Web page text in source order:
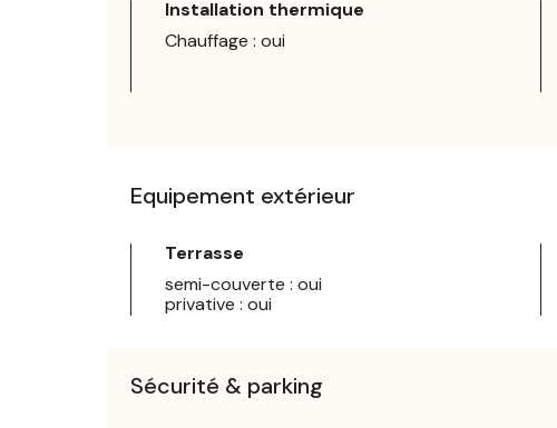
Installation thermique
Chauffage : oui
Equipement extérieur
Terrasse
semi-couverte : oui
privative : oui
Sécurité & parking